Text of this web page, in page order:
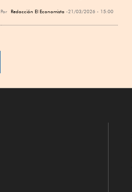
Por Redacción El Economista 21/03/2026 - 15:00